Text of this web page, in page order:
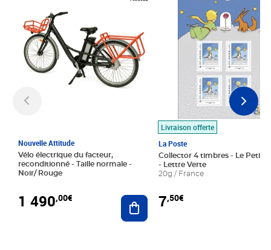
Nouvelle Attitude
Vélo électrique du facteur,
reconditionné - Taille normale -
Noir/ Rouge
1 490,00€ Ajouter au panier
Livraison offerte
La Poste
Collector 4 timbres - Le Petit
- Lettre Verte
20g / France
7,50€